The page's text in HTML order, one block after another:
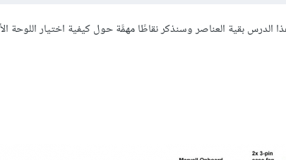
بقية العناصر وسنذكر نقاطًا مهمَّة حول كيفية اختيار اللوحة